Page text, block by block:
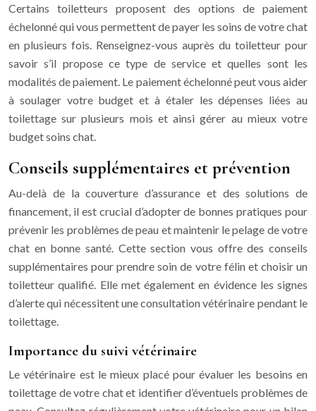
Certains toiletteurs proposent des options de paiement
échelonné qui vous permettent de payer les soins de votre chat
en plusieurs fois. Renseignez-vous auprès du toiletteur pour
savoir s’il propose ce type de service et quelles sont les
modalités de paiement. Le paiement échelonné peut vous aider
à soulager votre budget et à étaler les dépenses liées au
toilettage sur plusieurs mois et ainsi gérer au mieux votre
budget soins chat.
Conseils supplémentaires et prévention
Au-delà de la couverture d’assurance et des solutions de
financement, il est crucial d’adopter de bonnes pratiques pour
prévenir les problèmes de peau et maintenir le pelage de votre
chat en bonne santé. Cette section vous offre des conseils
supplémentaires pour prendre soin de votre félin et choisir un
toiletteur qualifié. Elle met également en évidence les signes
d’alerte qui nécessitent une consultation vétérinaire pendant le
toilettage.
Importance du suivi vétérinaire
Le vétérinaire est le mieux placé pour évaluer les besoins en
toilettage de votre chat et identifier d’éventuels problèmes de